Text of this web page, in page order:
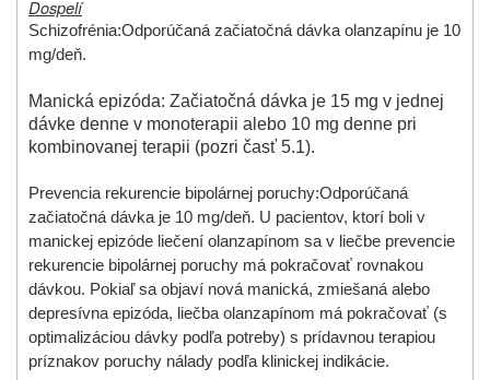
Dospelí
Schizofrénia:Odporúčaná začiatočná dávka olanzapínu je 10
mg/deň.
Manická epizóda: Začiatočná dávka je 15 mg v jednej
dávke denne v monoterapii alebo 10 mg denne pri
kombinovanej terapii (pozri časť 5.1).
Prevencia rekurencie bipolárnej poruchy:Odporúčaná
začiatočná dávka je 10 mg/deň. U pacientov, ktorí boli v
manickej epizóde liečení olanzapínom sa v liečbe prevencie
rekurencie bipolárnej poruchy má pokračovať rovnakou
dávkou. Pokiaľ sa objaví nová manická, zmiešaná alebo
depresívna epizóda, liečba olanzapínom má pokračovať (s
optimalizáciou dávky podľa potreby) s prídavnou terapiou
príznakov poruchy nálady podľa klinickej indikácie.